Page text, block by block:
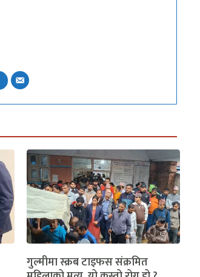
गुल्मीमा स्क्रब टाइफस संक्रमित